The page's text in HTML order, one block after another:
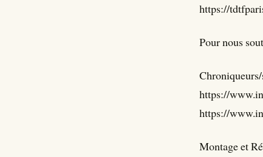
https://
Pour nous
https://
https://
Montage et